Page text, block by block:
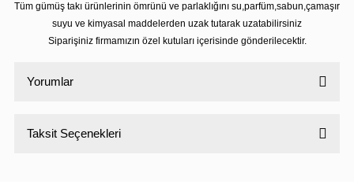
Tüm gümüş takı ürünlerinin ömrünü ve parlaklığını su,parfüm,sabun,çamaşır
suyu ve kimyasal maddelerden uzak tutarak uzatabilirsiniz
Siparişiniz firmamızın özel kutuları içerisinde gönderilecektir.
Yorumlar
Taksit Seçenekleri